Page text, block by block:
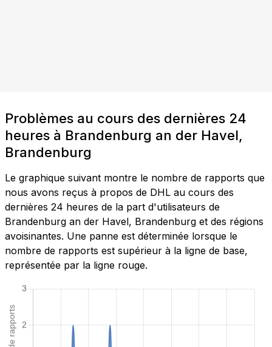
Problèmes au cours des dernières 24
heures à Brandenburg an der Havel,
Brandenburg
Le graphique suivant montre le nombre de rapports que
nous avons reçus à propos de DHL au cours des
dernières 24 heures de la part d'utilisateurs de
Brandenburg an der Havel, Brandenburg et des régions
avoisinantes. Une panne est déterminée lorsque le
nombre de rapports est supérieur à la ligne de base,
représentée par la ligne rouge.